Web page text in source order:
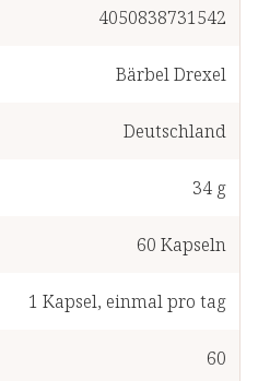
4050838731542
Bärbel Drexel
Deutschland
34 g
60 Kapseln
1 Kapsel, einmal pro tag
60